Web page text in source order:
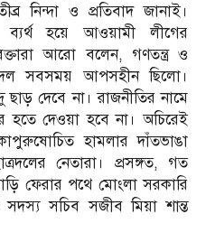
নিন্দা ও প্রতিবাদ জানাই।
ব্যর্থ হয়ে আওয়ামী লীগের
আরো বলেন, গণতন্ত্র ও
সবসময় আপসহীন ছিলো।
দেবে না। রাজনীতির নামে
হতে দেওয়া হবে না। অচিরেই
হামলার দাঁতভাঙা
নেতারা। প্রসঙ্গত, গত
ফেরার পথে মোংলা সরকারি
সচিব সজীব মিয়া শান্ত